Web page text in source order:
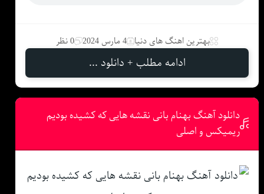
بهترین اهنگ های دنیا 4 مارس 2024 0 نظر
ادامه مطلب + دانلود ...
دانلود آهنگ بهنام بانی نقشه هایی که کشیده بودیم
ریمیکس و اصلی